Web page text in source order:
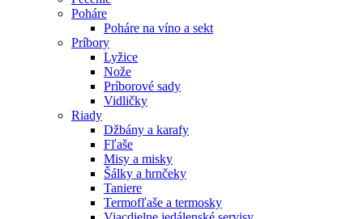
Poháre
Poháre na víno a sekt
Príbory
Lyžice
Nože
Príborové sady
Vidličky
Riady
Džbány a karafy
Fľaše
Misy a misky
Šálky a hrnčeky
Taniere
Termofľaše a termosky